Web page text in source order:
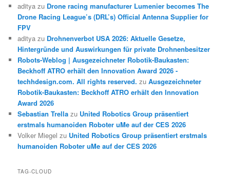
aditya zu Drone racing manufacturer Lumenier becomes The
Drone Racing League’s (DRL’s) Official Antenna Supplier for
FPV
aditya zu Drohnenverbot USA 2026: Aktuelle Gesetze,
Hintergründe und Auswirkungen für private Drohnenbesitzer
Robots-Weblog | Ausgezeichneter Robotik-Baukasten:
Beckhoff ATRO erhält den Innovation Award 2026 -
techhdesign.com. All rights reserved. zuAusgezeichneter
Robotik-Baukasten: Beckhoff ATRO erhält den Innovation
Award 2026
Sebastian Trella zu United Robotics Group präsentiert
erstmals humanoiden Roboter uMe auf der CES 2026
Volker Miegel zu United Robotics Group präsentiert erstmals
humanoiden Roboter uMe auf der CES 2026
TAG-CLOUD